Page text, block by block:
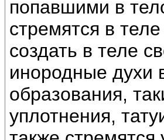
попавшими в
стремятся в
создать в теле
инородные духи
образования,
уплотнения,